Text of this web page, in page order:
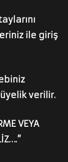
ile giriş
verilir.
VEYA